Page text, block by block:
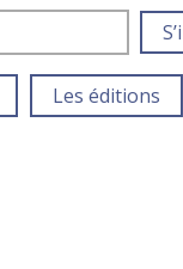
Les éditions